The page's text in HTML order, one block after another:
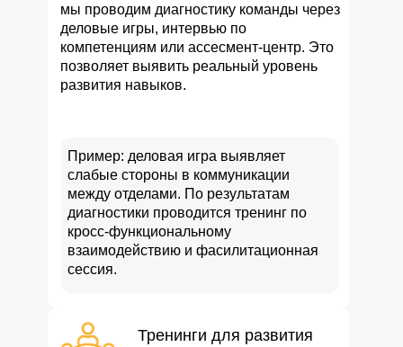
Пример: деловая игра выявляет
слабые стороны в коммуникации
между отделами. По результатам
диагностики проводится тренинг по
кросс-функциональному
взаимодействию и фасилитационная
сессия.
мы проводим диагностику команды через
деловые игры, интервью по
компетенциям или ассесмент-центр. Это
позволяет выявить реальный уровень
развития навыков.
Тренинги для развития